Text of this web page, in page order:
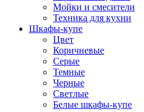
Мойки и смесители
Техника для кухни
Шкафы-купе
Цвет
Коричневые
Серые
Темные
Черные
Светлые
Белые шкафы-купе